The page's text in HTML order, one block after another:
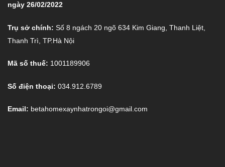
ngày 26/02/2022
Trụ sở chính: Số 8 ngách 20 ngõ 634 Kim Giang, Thanh Liệt,
Thanh Trì, TP.Hà Nội
Mã số thuế: 1001189906
Số điện thoại: 034.912.6789
Email: betahomexaynhatrongoi@gmail.com